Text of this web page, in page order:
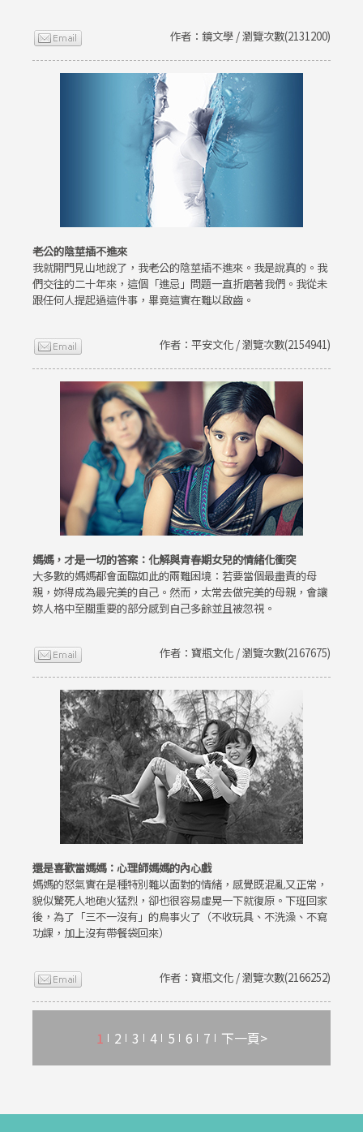
作者：鏡文學 / 瀏覽次數(2131200)
老公的陰莖插不進來
我就開門見山地說了，我老公的陰莖插不進來。我是說真的。我
們交往的二十年來，這個「進忌」問題一直折磨著我們。我從未
跟任何人提起過這件事，畢竟這實在難以啟齒。
作者：平安文化 / 瀏覽次數(2154941)
媽媽，才是一切的答案：化解與青春期女兒的情緒化衝突
大多數的媽媽都會面臨如此的兩難困境：若要當個最盡責的母
親，妳得成為最完美的自己。然而，太常去做完美的母親，會讓
妳人格中至關重要的部分感到自己多餘並且被忽視。
作者：寶瓶文化 / 瀏覽次數(2167675)
還是喜歡當媽媽：心理師媽媽的內心戲
媽媽的怒氣實在是種特別難以面對的情緒，感覺既混亂又正常，
貌似驚死人地砲火猛烈，卻也很容易虛晃一下就復原。下班回家
後，為了「三不一沒有」的鳥事火了（不收玩具、不洗澡、不寫
功課，加上沒有帶餐袋回來）
作者：寶瓶文化 / 瀏覽次數(2166252)
1 2 3 4 5 6 7 下一頁>